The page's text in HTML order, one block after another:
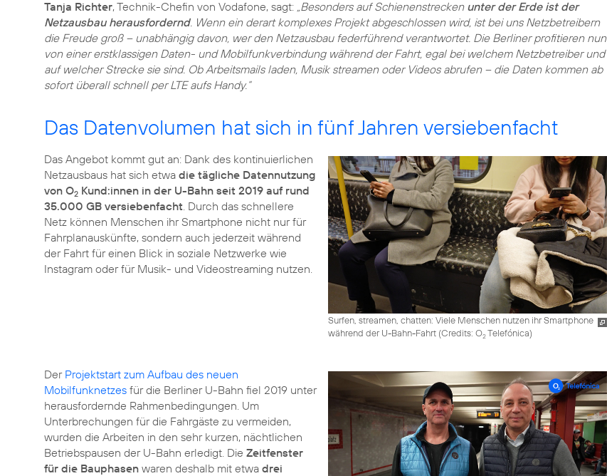
Tanja Richter, Technik-Chefin von Vodafone, sagt: „Besonders auf Schienenstrecken unter der Erde ist der
Netzausbau herausfordernd. Wenn ein derart komplexes Projekt abgeschlossen wird, ist bei uns Netzbetreibern
die Freude groß – unabhängig davon, wer den Netzausbau federführend verantwortet. Die Berliner profitieren nun
von einer erstklassigen Daten- und Mobilfunkverbindung während der Fahrt, egal bei welchem Netzbetreiber und
auf welcher Strecke sie sind. Ob Arbeitsmails laden, Musik streamen oder Videos abrufen – die Daten kommen ab
sofort überall schnell per LTE aufs Handy.“
Das Datenvolumen hat sich in fünf Jahren versiebenfacht
Surfen, streamen, chatten: Viele Menschen nutzen ihr Smartphone
während der U-Bahn-Fahrt (Credits: O2Telefónica)
Das Angebot kommt gut an: Dank des kontinuierlichen
Netzausbaus hat sich etwa die tägliche Datennutzung
von O2 Kund:innen in der U-Bahn seit 2019 auf rund
35.000 GB versiebenfacht . Durch das schnellere
Netz können Menschen ihr Smartphone nicht nur für
Fahrplanauskünfte, sondern auch jederzeit während
der Fahrt für einen Blick in soziale Netzwerke wie
Instagram oder für Musik- und Videostreaming nutzen.
Der Projektstart zum Aufbau des neuen
Mobilfunknetzes für die Berliner U-Bahn fiel 2019 unter
herausfordernde Rahmenbedingungen. Um
Unterbrechungen für die Fahrgäste zu vermeiden,
wurden die Arbeiten in den sehr kurzen, nächtlichen
Betriebspausen der U-Bahn erledigt. Die Zeitfenster
für die Bauphasen waren deshalb mit etwa drei